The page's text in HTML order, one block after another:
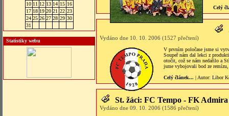
10 11 12 13 14 15 16
17 18 19 20 21 22 23
24 25 26 27 28 29 30
31
Statistiky webu
Celý
Vydáno dne 10. 10. 2006 (1527 přečtení)
V prvním poločase jsme si
Soupeř nám dal lekci z
otočit, což se nám nedařilo a
jsme vybojovali bod ze
Celý článek... | Autor: Libor
St. žáci: FC Tempo - FK
Vydáno dne 09. 10. 2006 (1586 přečtení)